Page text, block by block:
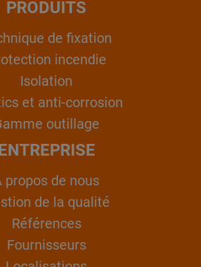
PRODUITS
de fixation
incendie
Isolation
et anti-corrosion
outillage
propos de nous
de la qualité
Références
Fournisseurs